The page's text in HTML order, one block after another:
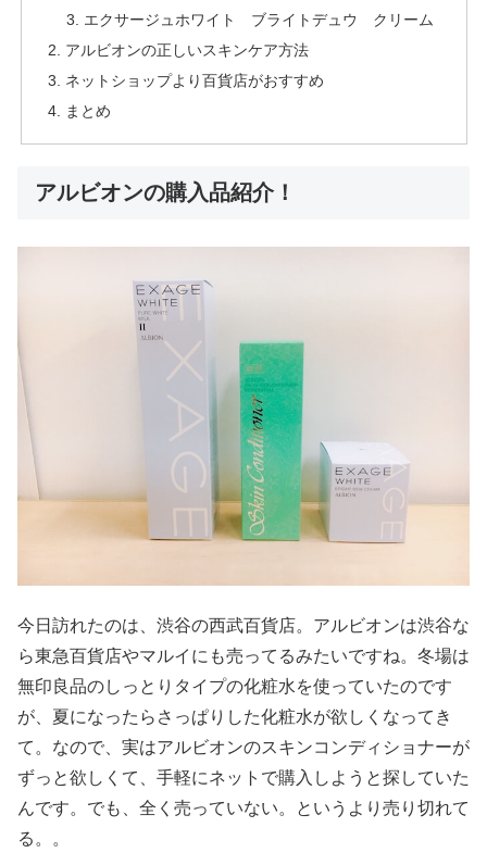
エクサージュホワイト ブライトデュウ クリーム
アルビオンの正しいスキンケア方法
ネットショップより百貨店がおすすめ
まとめ
アルビオンの購入品紹介！
今日訪れたのは、渋谷の西武百貨店。アルビオンは渋谷な
ら東急百貨店やマルイにも売ってるみたいですね。冬場は
無印良品のしっとりタイプの化粧水を使っていたのです
が、夏になったらさっぱりした化粧水が欲しくなってき
て。なので、実はアルビオンのスキンコンディショナーが
ずっと欲しくて、手軽にネットで購入しようと探していた
んです。でも、全く売っていない。というより売り切れて
る。。